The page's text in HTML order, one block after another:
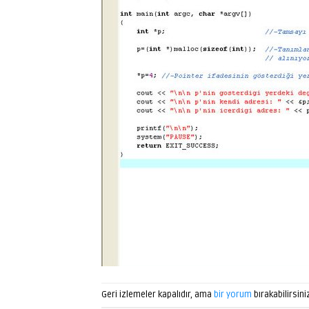
Geri izlemeler kapalıdır, ama bir yorum